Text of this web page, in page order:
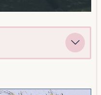
ぶporとparaの違い
escrita para mi amigo.